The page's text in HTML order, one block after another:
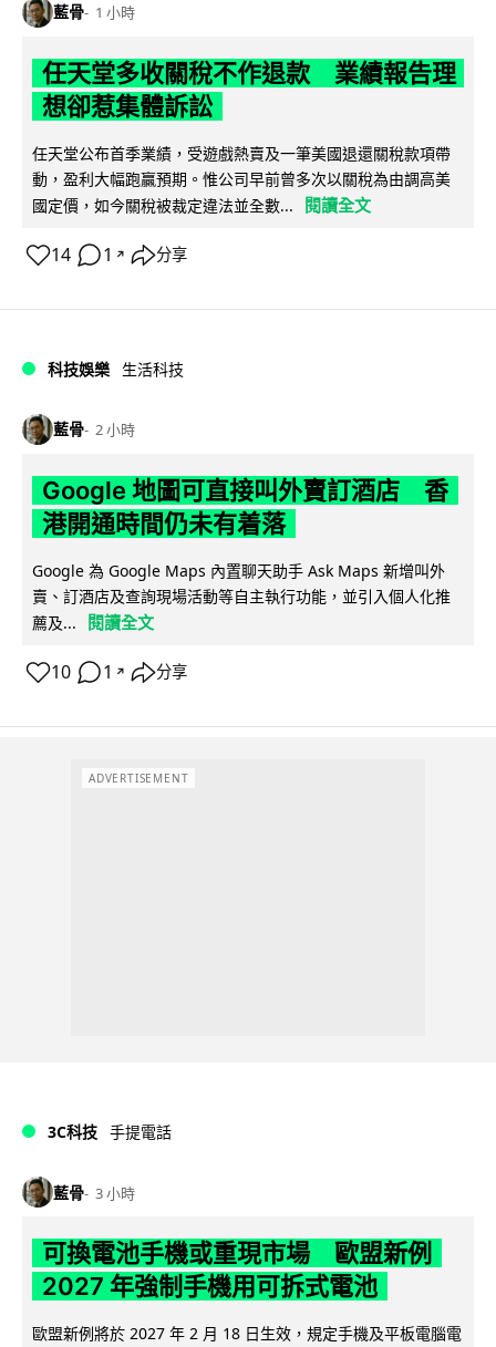
藍骨 1 小時
任天堂多收關稅不作退款 業績報告理
想卻惹集體訴訟
任天堂公布首季業績，受遊戲熱賣及一筆美國退還關稅款項帶
動，盈利大幅跑贏預期。惟公司早前曾多次以關稅為由調高美
國定價，如今關稅被裁定違法並全數...
閱讀全文
14 1 ↗ 分享
科技娛樂 生活科技
藍骨 2 小時
Google 地圖可直接叫外賣訂酒店 香
港開通時間仍未有着落
Google 為 Google Maps 內置聊天助手 Ask Maps 新增叫外
賣、訂酒店及查詢現場活動等自主執行功能，並引入個人化推
薦及...
閱讀全文
10 1 ↗ 分享
ADVERTISEMENT
3C科技 手提電話
藍骨 3 小時
可換電池手機或重現市場 歐盟新例
2027 年強制手機用可拆式電池
歐盟新例將於 2027 年 2 月 18 日生效，規定手機及平板電腦電